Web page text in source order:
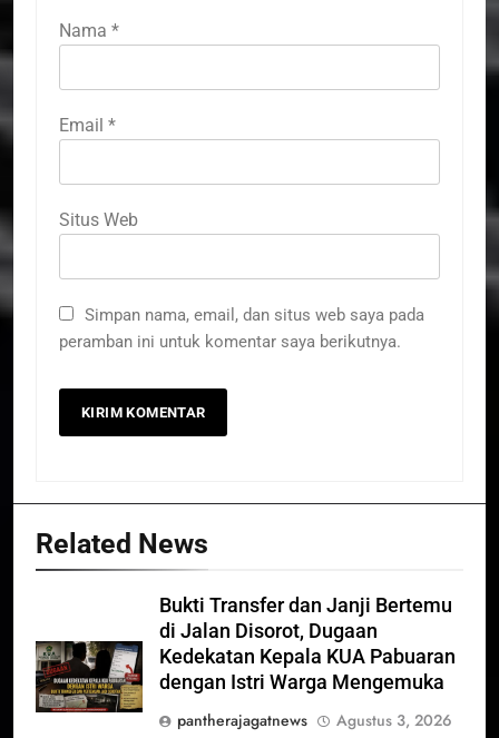
Nama *
Email *
Situs Web
Simpan nama, email, dan situs web saya pada
peramban ini untuk komentar saya berikutnya.
Related News
Bukti Transfer dan Janji Bertemu
di Jalan Disorot, Dugaan
Kedekatan Kepala KUA Pabuaran
dengan Istri Warga Mengemuka
pantherajagatnews
Agustus 3, 2026